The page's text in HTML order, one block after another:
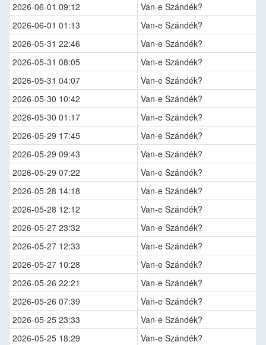
2026-06-01 09:12
Van-e Szándék?
2026-06-01 01:13
Van-e Szándék?
2026-05-31 22:46
Van-e Szándék?
2026-05-31 08:05
Van-e Szándék?
2026-05-31 04:07
Van-e Szándék?
2026-05-30 10:42
Van-e Szándék?
2026-05-30 01:17
Van-e Szándék?
2026-05-29 17:45
Van-e Szándék?
2026-05-29 09:43
Van-e Szándék?
2026-05-29 07:22
Van-e Szándék?
2026-05-28 14:18
Van-e Szándék?
2026-05-28 12:12
Van-e Szándék?
2026-05-27 23:32
Van-e Szándék?
2026-05-27 12:33
Van-e Szándék?
2026-05-27 10:28
Van-e Szándék?
2026-05-26 22:21
Van-e Szándék?
2026-05-26 07:39
Van-e Szándék?
2026-05-25 23:33
Van-e Szándék?
2026-05-25 18:29
Van-e Szándék?